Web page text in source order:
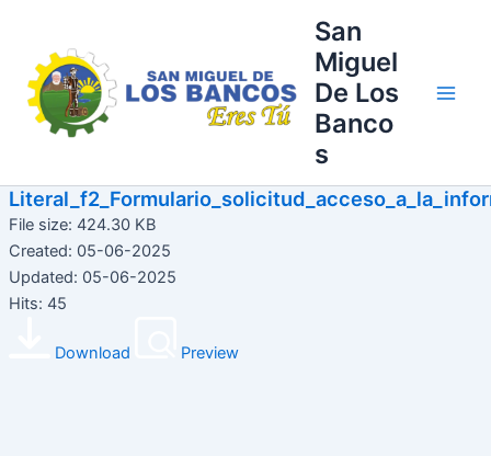
contenido
San
Miguel
De Los
Banco
s
File size: 424.30 KB
Created: 05-06-2025
Updated: 05-06-2025
Hits: 45
Download Preview